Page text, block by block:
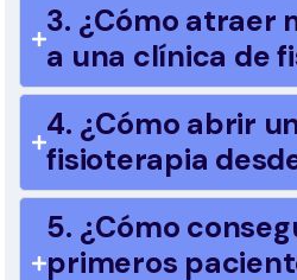
3. ¿Cómo atraer
a una clínica de
4. ¿Cómo abrir
fisioterapia
5. ¿Cómo
primeros